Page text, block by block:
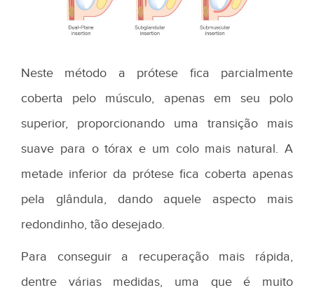
Neste método a prótese fica parcialmente
coberta pelo músculo, apenas em seu polo
superior, proporcionando uma transição mais
suave para o tórax e um colo mais natural. A
metade inferior da prótese fica coberta apenas
pela glândula, dando aquele aspecto mais
redondinho, tão desejado.
Para conseguir a recuperação mais rápida,
dentre várias medidas, uma que é muito